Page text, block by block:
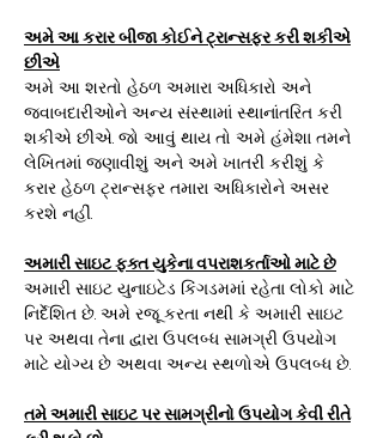
અમે આ કરાર બીજા કોઈને ટ્રાન્સફર કરી શકીએ
છીએ
અમે આ શરતો હેઠળ અમારા અધિકારો અને
જવાબદારીઓને અન્ય સંસ્થામાં સ્થાનાંતરિત કરી
શકીએ છીએ. જો આવું થાય તો અમે હંમેશા તમને
લેખિતમાં જણાવીશું અને અમે ખાતરી કરીશું કે
કરાર હેઠળ ટ્રાન્સફર તમારા અધિકારોને અસર
કરશે નહીં.
અમારી સાઇટ ફક્ત યુકેના વપરાશકર્તાઓ માટે છે
અમારી સાઇટ યુનાઇટેડ કિંગડમમાં રહેતા લોકો માટે
નિર્દેશિત છે. અમે રજૂ કરતા નથી કે અમારી સાઇટ
પર અથવા તેના દ્વારા ઉપલબ્ધ સામગ્રી ઉપયોગ
માટે યોગ્ય છે અથવા અન્ય સ્થળોએ ઉપલબ્ધ છે.
તમે અમારી સાઇટ પર સામગ્રીનો ઉપયોગ કેવી રીતે